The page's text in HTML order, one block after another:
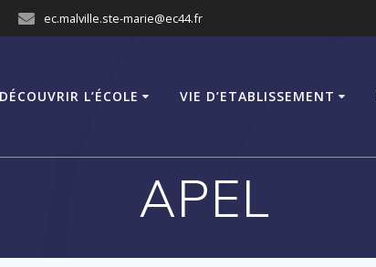
ec.malville.ste-marie@ec44.fr
DÉCOUVRIR L’ÉCOLE VIE D’ETABLISSEMENT
APEL